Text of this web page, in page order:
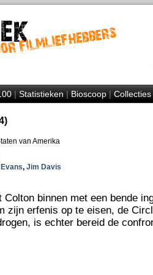
|Statistieken|Bioscoop|Collecties
van Amerika
, Jim Davis
binnen met een bende
zijn erfenis op te eisen, de
is echter bereid de